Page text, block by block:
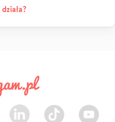
LinkedIn TikTok Youtube